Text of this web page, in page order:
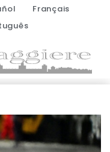
Français